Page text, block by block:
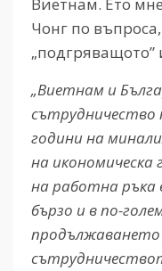
Виетнам. Ето
Чонг по
„Виетнам и
години на
на
на работна ръка
бързо и в по-
продължаването